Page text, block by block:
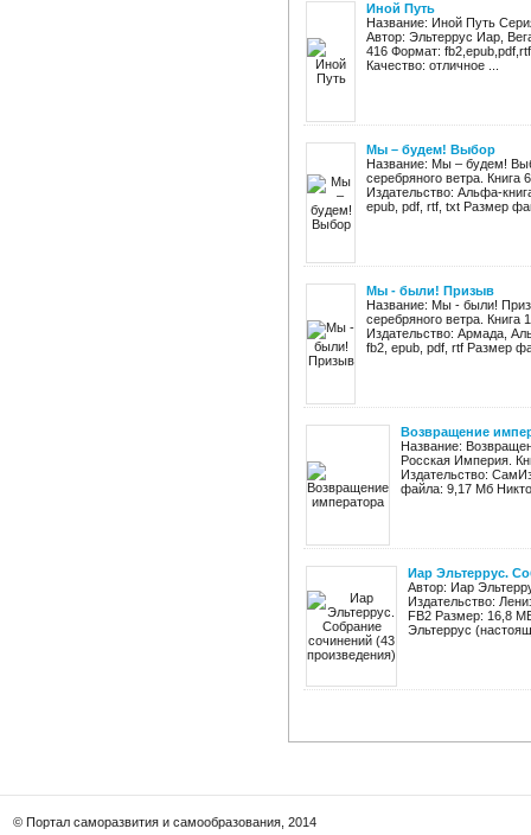
Иной Путь
Название: Иной Путь
Автор: Эльтеррус Иар,
416 Формат:
Качество: отличное ...
Мы – будем! Выбор
Название: Мы – будем!
серебряного ветра.
Издательство: Альфа-
epub, pdf, rtf, txt Размер
Мы - были! Призыв
Название: Мы - были!
серебряного ветра.
Издательство: Армада,
fb2, epub, pdf, rtf Размер
Возвращение
Название:
Росская Империя.
Издательство:
файла: 9,17 Мб
Иар Эльтеррус.
Автор: Иар
Издательство:
FB2 Размер: 16,8
Эльтеррус
© Портал саморазвития и самообразования, 2014